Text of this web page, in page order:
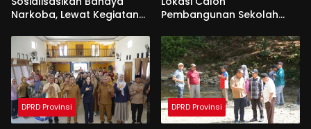
Narkoba, Lewat Kegiatan
Pembangunan Sekolah
DPRD Provinsi DPRD Provinsi